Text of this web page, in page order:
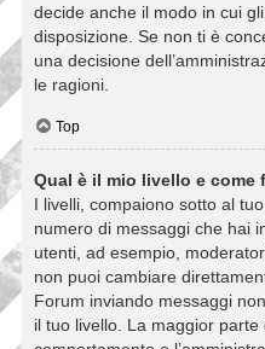
decide anche il modo in cui
disposizione. Se non ti è
una decisione
le ragioni.
Top
Qual è il mio livello e come
I livelli, compaiono sotto al
numero di messaggi che hai
utenti, ad esempio,
non puoi cambiare
Forum inviando messaggi
il tuo livello. La maggior